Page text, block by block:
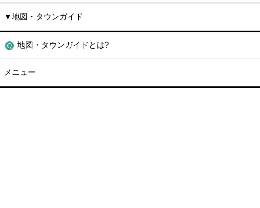
▼地図・タウンガイド
地図・タウンガイドとは?
メニュー